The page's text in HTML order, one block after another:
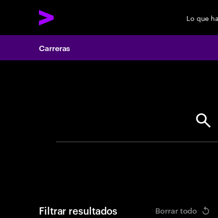
Lo que
Carreras
Filtrar resultados Borrar todo